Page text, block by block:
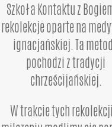
Szkoła Kontaktu z
rekolekcje oparte na
ignacjańskiej. Ta
pochodzi z tradycji
chrześcijańskiej.
W trakcie tych